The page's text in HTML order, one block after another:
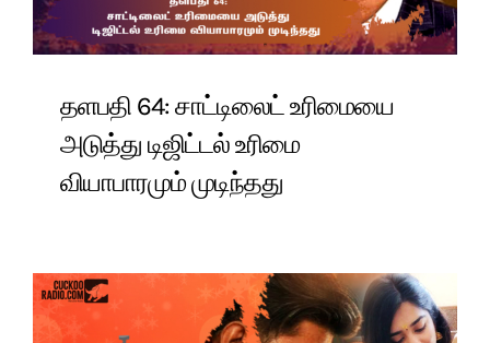
தளபதி 64: சாட்டிலைட் உரிமையை
அடுத்து டிஜிட்டல் உரிமை
வியாபாரமும் முடிந்தது